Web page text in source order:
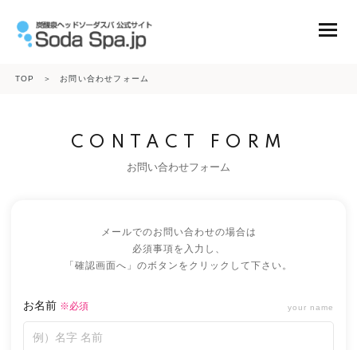
ニュース
商品一覧
TOP ＞ お問い合わせフォーム
CONTACT FORM
お問い合わせフォーム
メールでのお問い合わせの場合は
必須事項を入力し、
「確認画面へ」のボタンをクリックして下さい。
お名前 ※必須 your name